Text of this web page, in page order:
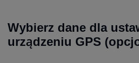
Wybierz dane dla
urządzeniu GPS